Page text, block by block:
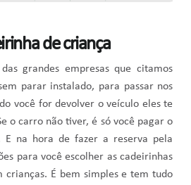
de criança
grandes empresas que citamos
parar instalado, para passar nos
você for devolver o veículo eles te
o carro não tiver, é só você pagar o
E na hora de fazer a reserva pela
para você escolher as cadeirinhas
crianças. É bem simples e tem tudo